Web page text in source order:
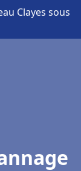
Clayes sous